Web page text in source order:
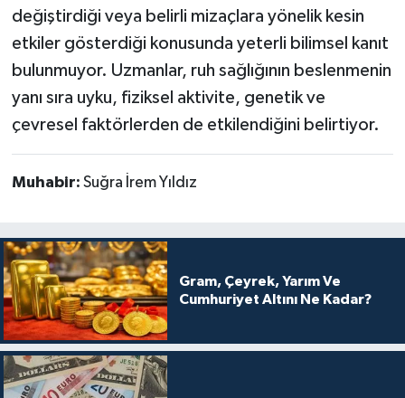
değiştirdiği veya belirli mizaçlara yönelik kesin
etkiler gösterdiği konusunda yeterli bilimsel kanıt
bulunmuyor. Uzmanlar, ruh sağlığının beslenmenin
yanı sıra uyku, fiziksel aktivite, genetik ve
çevresel faktörlerden de etkilendiğini belirtiyor.
Muhabir: Suğra İrem Yıldız
Gram, Çeyrek, Yarım Ve
Cumhuriyet Altını Ne Kadar?